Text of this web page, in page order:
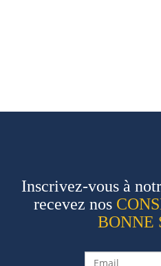
Inscrivez-vous à
recevez nos
BONNE